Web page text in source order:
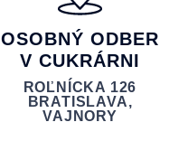
OSOBNÝ ODBER
V CUKRÁRNI
ROĽNÍCKA 126
BRATISLAVA,
VAJNORY